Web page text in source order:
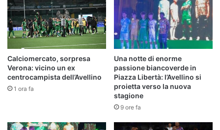
Calciomercato, sorpresa
Verona: vicino un ex
centrocampista dell’Avellino
1 ora fa
Una notte di enorme
passione biancoverde in
Piazza Libertà: l’Avellino si
proietta verso la nuova
stagione
9 ore fa